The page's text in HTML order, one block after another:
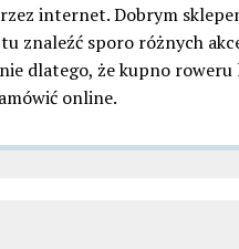
internet. Dobrym
znaleźć sporo różnych
dlatego, że kupno
online.